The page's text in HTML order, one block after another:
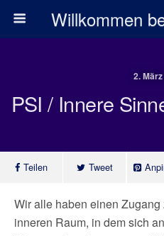
2.
PSI / Innere
Teilen Tweet
Wir alle haben einen
inneren Raum, in dem sich